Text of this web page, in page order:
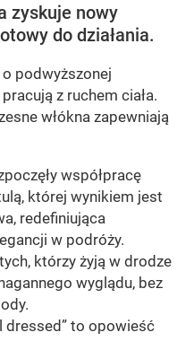
zyskuje nowy
do działania.
podwyższonej
z ruchem ciała.
włókna zapewniają
współpracę
której wynikiem jest
redefiniująca
w podróży.
którzy żyją w drodze
wyglądu, bez
dressed” to opowieść